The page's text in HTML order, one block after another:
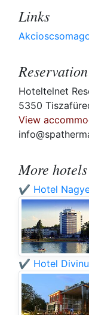
Links
Reservation
Hoteltelnet
5350
View
More
✔️ Hotel
✔️ Hotel